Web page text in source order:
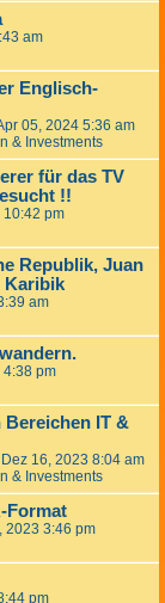
am
Englisch-
05, 2024 5:36 am
& Investments
für das TV
!!
10:42 pm
Republik, Juan
Karibik
am
4:38 pm
IT &
16, 2023 8:04 am
& Investments
Format
2023 3:46 pm
pm